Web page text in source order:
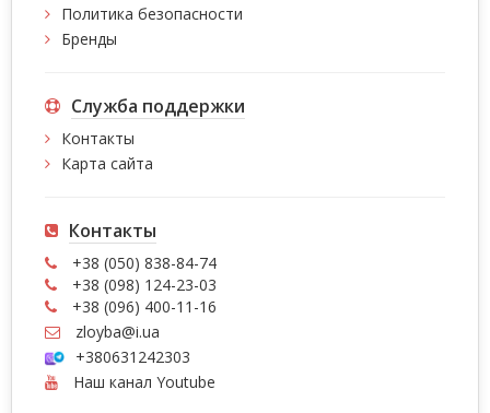
Политика безопасности
Бренды
Служба поддержки
Контакты
Карта сайта
Контакты
+38 (050) 838-84-74
+38 (098) 124-23-03
+38 (096) 400-11-16
zloyba@i.ua
+380631242303
Наш канал Youtube